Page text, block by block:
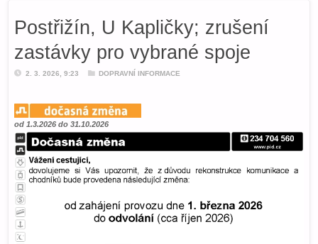
Postřižín, U Kapličky; zrušení
zastávky pro vybrané spoje
2. 3. 2026, 9:23 DOPRAVNÍ INFORMACE
od 1.3.2026 do 31.10.2026